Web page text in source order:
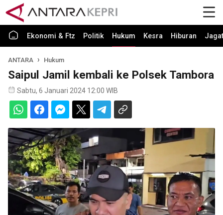
Ekonomi & Ftz Politik Hukum Kesra Hiburan Jagat
ANTARA Hukum
Saipul Jamil kembali ke Polsek Tambora
Sabtu, 6 Januari 2024 12:00 WIB